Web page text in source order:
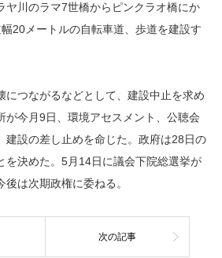
ヤ川のラマ7世橋からピンクラオ橋にか
20メートルの自転車道、歩道を建設す
つながるなどとして、建設中止を求め
が今月9日、環境アセスメント、公聴会
建設の差し止めを命じた。政府は28日の
を決めた。5月14日に議会下院総選挙が
は次期政権に委ねる。
次の記事